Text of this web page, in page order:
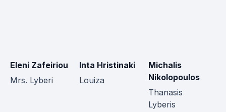
Eleni Zafeiriou
Mrs. Lyberi
Inta Hristinaki
Louiza
Michalis
Nikolopoulos
Thanasis
Lyberis